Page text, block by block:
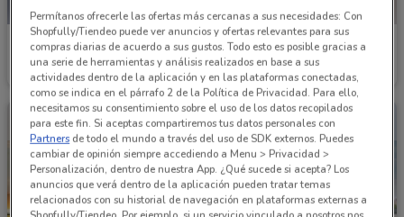
Nissan
Caduca el 05/08 1.2 km
Nissan
Caduca el 05/08
Permítanos ofrecerle las ofertas más cercanas a sus necesidades: Con
Shopfully/Tiendeo puede ver anuncios y ofertas relevantes para sus
compras diarias de acuerdo a sus gustos. Todo esto es posible gracias a
una serie de herramientas y análisis realizados en base a sus
actividades dentro de la aplicación y en las plataformas conectadas,
como se indica en el párrafo 2 de la Política de Privacidad. Para ello,
necesitamos su consentimiento sobre el uso de los datos recopilados
para este fin. Si aceptas compartiremos tus datos personales con
Partners de todo el mundo a través del uso de SDK externos. Puedes
cambiar de opinión siempre accediendo a Menu > Privacidad >
Personalización, dentro de nuestra App. ¿Qué sucede si acepta? Los
anuncios que verá dentro de la aplicación pueden tratar temas
relacionados con su historial de navegación en plataformas externas a